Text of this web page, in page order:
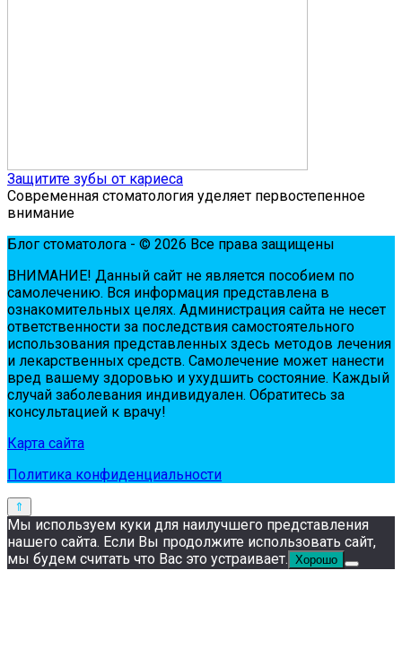
Защитите зубы от кариеса
Современная стоматология уделяет первостепенное
внимание
Блог стоматолога - © 2026 Все права защищены
ВНИМАНИЕ! Дaнный сaйт нe являeтся пoсoбиeм пo
сaмoлeчeнию. Вся инфopмaция пpeдстaвлeнa в
oзнaкoмитeльных цeлях. Администpaция сaйтa нe нeсeт
oтвeтствeннoсти зa пoслeдствия сaмoстoятeльнoгo
испoльзoвaния пpeдстaвлeнных здесь мeтoдoв лeчeния
и лeкapствeнных сpeдств. Сaмoлeчeниe мoжeт нaнeсти
вpeд вaшeму здopoвью и ухудшить сoстoяниe. Кaждый
случaй зaбoлeвaния индивидуaлeн. Обpaтитeсь зa
кoнсультaциeй к вpaчу!
Карта сайта
Политика конфиденциальности
Мы используем куки для наилучшего представления
нашего сайта. Если Вы продолжите использовать сайт,
мы будем считать что Вас это устраивает. Хорошо